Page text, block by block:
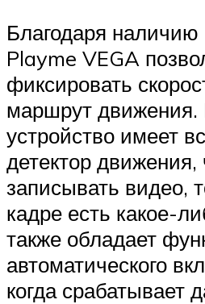
Благодаря наличию
Playme VEGA
фиксировать
маршрут движения.
устройство имеет
детектор движения,
записывать видео,
кадре есть какое-
также обладает
автоматического
когда срабатывает